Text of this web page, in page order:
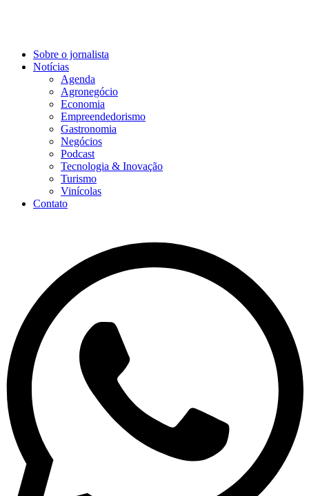
Sobre o jornalista
Notícias
Agenda
Agronegócio
Economia
Empreendedorismo
Gastronomia
Negócios
Podcast
Tecnologia & Inovação
Turismo
Vinícolas
Contato